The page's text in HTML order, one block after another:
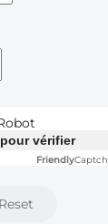
vérifier
Friendly
Reset